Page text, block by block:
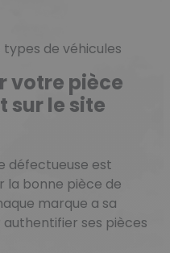
de véhicules
votre pièce
sur le site
défectueuse est
la bonne pièce de
marque a sa
ses pièces